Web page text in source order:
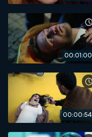
00:01:00
00:00:54